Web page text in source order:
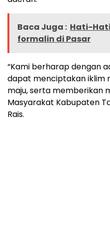
Baca Juga : Hati-
formalin di Pasar
“Kami berharap dengan
dapat menciptakan iklim
maju, serta memberikan
Masyarakat Kabupaten
Rais.